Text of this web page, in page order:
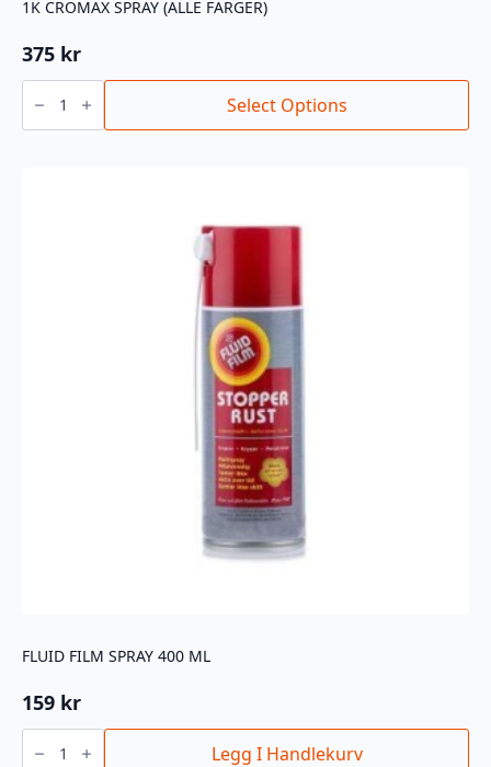
1K CROMAX SPRAY (ALLE FARGER)
375 kr
1K
CROMAX
SPRAY
(ALLE
Select Options
FLUID FILM SPRAY 400 ML
159 kr
Fluid
Film Legg I Handlekurv